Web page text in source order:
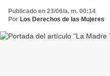
Publicado en 23/06/a. m. 00:14
Por Los Derechos de las Mujeres